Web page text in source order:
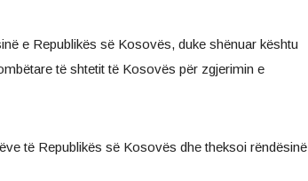
e Republikës së Kosovës, duke shënuar kështu
të shtetit të Kosovës për zgjerimin e
të Republikës së Kosovës dhe theksoi rëndësinë